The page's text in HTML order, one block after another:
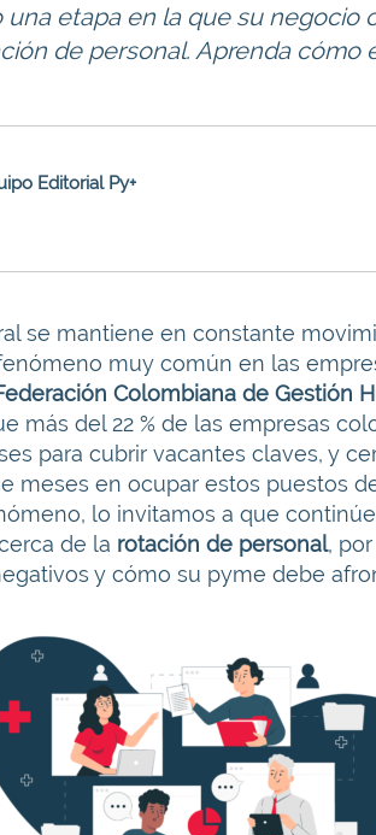
una etapa en la que su
de personal. Aprenda
Editorial Py+
se mantiene en constante
muy común en las
Colombiana de Gestión
más del 22 % de las empresas
para cubrir vacantes claves, y
meses en ocupar estos puestos
lo invitamos a que
de la rotación de personal,
y cómo su pyme debe